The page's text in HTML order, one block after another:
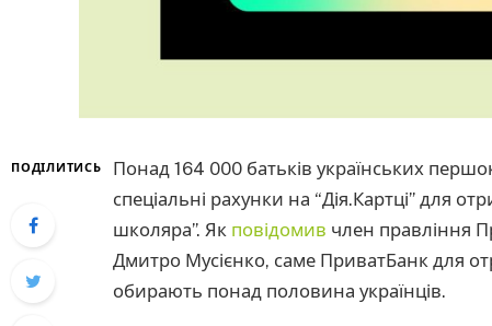
ПОДІЛИТИСЬ
Понад 164 000 батьків українських
спеціальні рахунки на “Дія.Картці” для
школяра”. Як повідомив член правління
Дмитро Мусієнко, саме ПриватБанк для
обирають понад половина українців.